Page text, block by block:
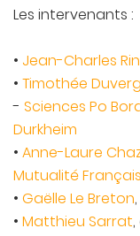
Les intervenants:
• Jean-Charles
•Timothée
- Sciences Po
Durkheim
•Anne-Laure
Mutualité
•Gaëlle Le Breton
•Matthieu Sarrat